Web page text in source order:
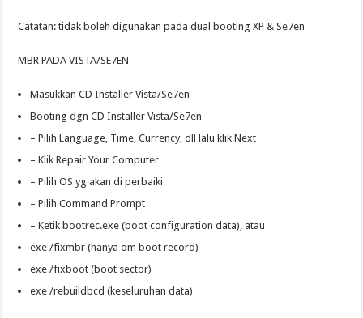
Catatan: tidak boleh digunakan pada dual booting XP & Se7en
MBR PADA VISTA/SE7EN
Masukkan CD Installer Vista/Se7en
Booting dgn CD Installer Vista/Se7en
– Pilih Language, Time, Currency, dll lalu klik Next
– Klik Repair Your Computer
– Pilih OS yg akan di perbaiki
– Pilih Command Prompt
– Ketik bootrec.exe (boot configuration data), atau
exe /fixmbr (hanya om boot record)
exe /fixboot (boot sector)
exe /rebuildbcd (keseluruhan data)